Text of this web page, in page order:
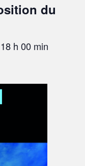
du
h 00 min